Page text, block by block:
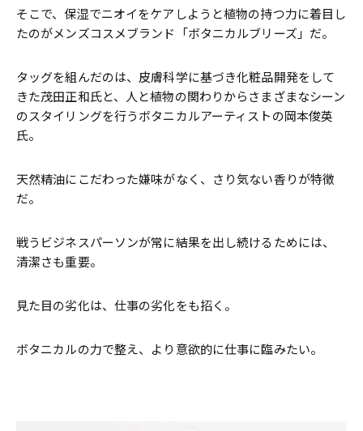
そこで、保湿でニオイをケアしようと植物の持つ力に着目し
たのがメンズコスメブランド「ボタニカルブリーズ」だ。
タッグを組んだのは、皮膚科学に基づき化粧品開発をして
きた茂田正和氏と、人と植物の関わりからさまざまなシーン
のスタイリングを行うボタニカルアーティストの岡本俊英
氏。
天然精油にこだわった嫌味がなく、さり気ない香りが特徴
だ。
戦うビジネスパーソンが常に結果を出し続けるためには、
清潔さも重要。
見た目の劣化は、仕事の劣化をも招く。
ボタニカルの力で整え、より意欲的に仕事に臨みたい。